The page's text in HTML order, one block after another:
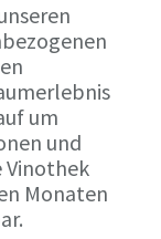
um
und
Vinothek
Monaten